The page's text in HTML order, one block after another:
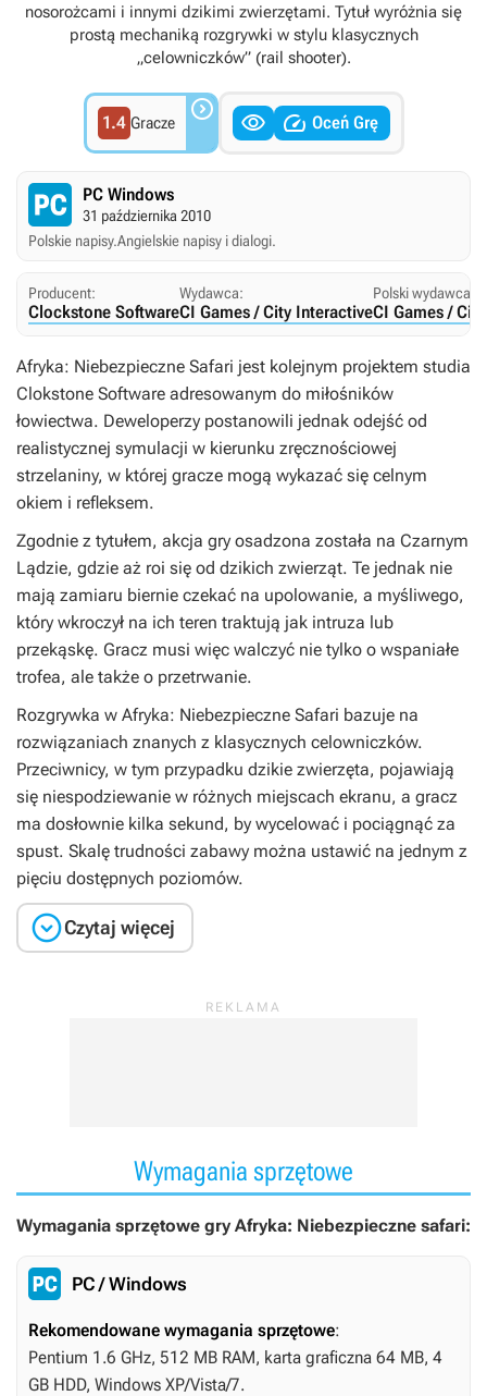
nosorożcami i innymi dzikimi zwierzętami. Tytuł wyróżnia się
prostą mechaniką rozgrywki w stylu klasycznych
„celowniczków” (rail shooter).
1.4 Gracze    Oceń Grę
PC Windows
31 października 2010
Polskie napisy.Angielskie napisy i dialogi.
Producent:
Clockstone Software
Wydawca:
CI Games / City Interactive
Polski wydawca:
CI Games /
Afryka: Niebezpieczne Safari jest kolejnym projektem studia
Clokstone Software adresowanym do miłośników
łowiectwa. Deweloperzy postanowili jednak odejść od
realistycznej symulacji w kierunku zręcznościowej
strzelaniny, w której gracze mogą wykazać się celnym
okiem i refleksem.
Zgodnie z tytułem, akcja gry osadzona została na Czarnym
Lądzie, gdzie aż roi się od dzikich zwierząt. Te jednak nie
mają zamiaru biernie czekać na upolowanie, a myśliwego,
który wkroczył na ich teren traktują jak intruza lub
przekąskę. Gracz musi więc walczyć nie tylko o wspaniałe
trofea, ale także o przetrwanie.
Rozgrywka w Afryka: Niebezpieczne Safari bazuje na
rozwiązaniach znanych z klasycznych celowniczków.
Przeciwnicy, w tym przypadku dzikie zwierzęta, pojawiają
się niespodziewanie w różnych miejscach ekranu, a gracz
ma dosłownie kilka sekund, by wycelować i pociągnąć za
spust. Skalę trudności zabawy można ustawić na jednym z
pięciu dostępnych poziomów.
Czytaj więcej
Wymagania sprzętowe
Wymagania sprzętowe gry Afryka: Niebezpieczne safari:
PC / Windows
Rekomendowane wymagania sprzętowe:
Pentium 1.6 GHz, 512 MB RAM, karta graficzna 64 MB, 4
GB HDD, Windows XP/Vista/7.